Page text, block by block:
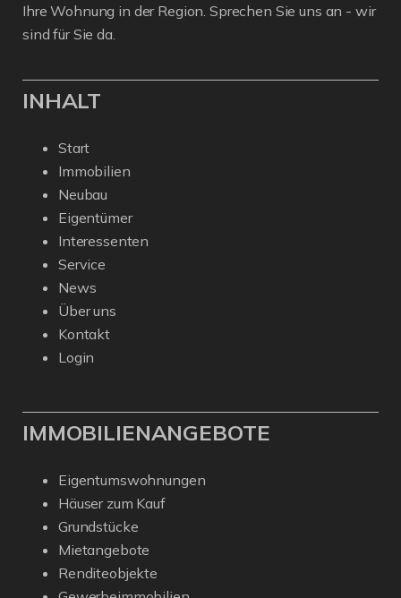
Ihre Wohnung in der Region. Sprechen Sie uns an - wir
sind für Sie da.
INHALT
Start
Immobilien
Neubau
Eigentümer
Interessenten
Service
News
Über uns
Kontakt
Login
IMMOBILIENANGEBOTE
Eigentumswohnungen
Häuser zum Kauf
Grundstücke
Mietangebote
Renditeobjekte